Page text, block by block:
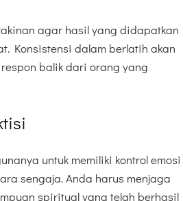
agar hasil yang didapatkan
Konsistensi dalam berlatih akan
balik dari orang yang
untuk memiliki kontrol emosi
sengaja. Anda harus menjaga
spiritual yang telah berhasil